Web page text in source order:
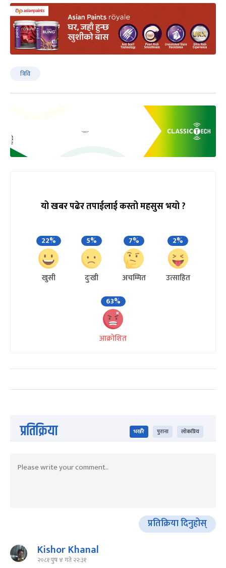
त्रिवि
यो खबर पढेर तपाईलाई कस्तो महसुस भयो ?
22%
खुसी
5%
दुःखी
7%
अचम्मित
2%
उत्साहित
63%
आक्रोशित
प्रतिक्रिया भर्खरै पुराना लोकप्रिय
प्रतिक्रिया दिनुहोस्
Kishor Khanal
२०८१ पुष ४ गते २२:३१